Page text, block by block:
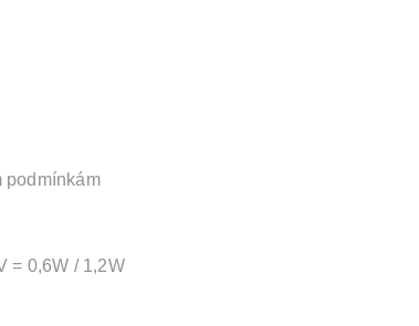
podmínkám
= 0,6W / 1,2W